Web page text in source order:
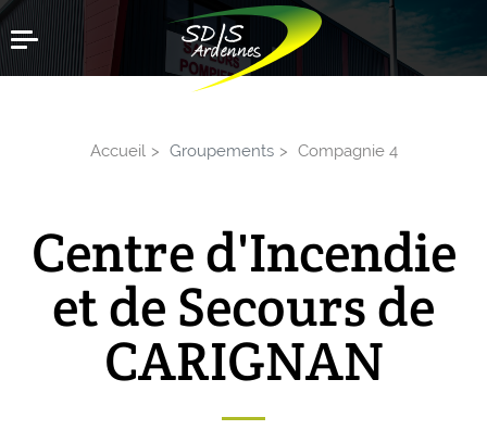
Aller
contenu
Menu
Accueil Groupements Compagnie 4
Centre d'Incendie
et de Secours de
CARIGNAN